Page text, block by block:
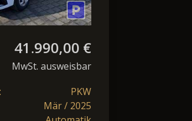
41.990,00 €
MwSt. ausweisbar
PKW
Mär / 2025